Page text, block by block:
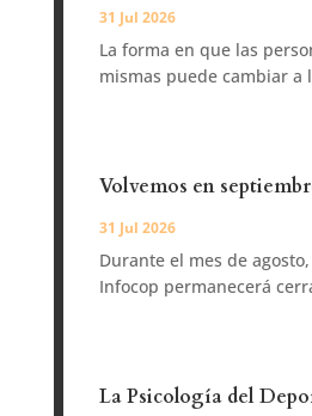
31 Jul 2026
La forma en que las
mismas puede cambiar a
Volvemos en
31 Jul 2026
Durante el mes de
Infocop permanecerá
La Psicología del